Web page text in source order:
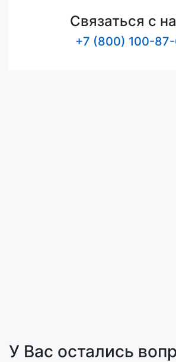
Связаться с
+7 (800) 100-
У Вас остались